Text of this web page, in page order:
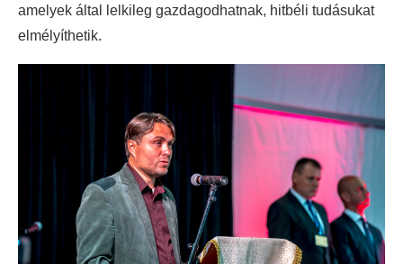
amelyek által lelkileg gazdagodhatnak, hitbéli tudásukat
elmélyíthetik.